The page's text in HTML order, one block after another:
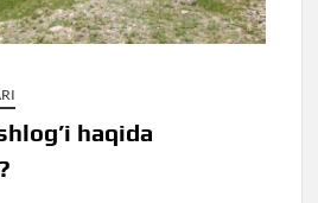
haqida